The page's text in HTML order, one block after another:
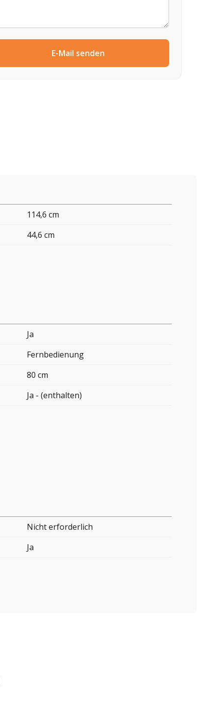
E-Mail senden
114,6 cm
44,6 cm
Ja
Fernbedienung
80 cm
Ja - (enthalten)
Nicht erforderlich
Ja